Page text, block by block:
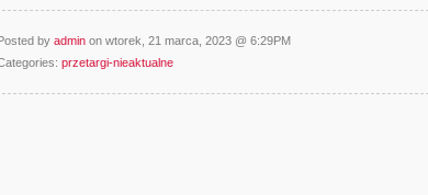
by adminon wtorek, 21 marca, 2023 @ 6:29PM
przetargi-nieaktualne